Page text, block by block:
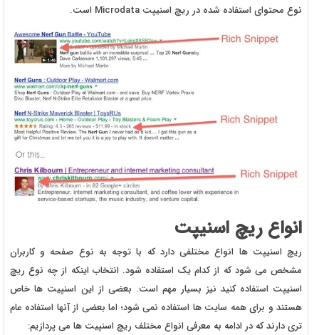
نوع محتوای استفاده شده در ریچ اسنیپت Microdata است.
انواع ریچ اسنیپت
ریچ اسنیپت ها انواع مختلفی دارد که با توجه به نوع صفحه و کاربران
مشخص می شود که از کدام یک استفاده شود. انتخاب اینکه از چه نوع ریچ
اسنیپت استفاده کنید نیز بسیار مهم است. بعضی از این اسنپیت ها خاص
هستند و برای همه سایت ها استفاده نمی شود؛ اما بعضی از آنها استفاده عام
تری دارند که در ادامه به معرفی انواع مختلف ریچ اسنپیت ها می پردازیم: